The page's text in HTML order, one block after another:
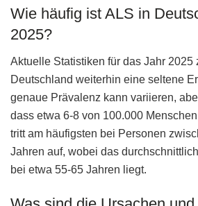
Wie häufig ist ALS in
2025?
Aktuelle Statistiken für das Jahr 2025
Deutschland weiterhin eine seltene
genaue Prävalenz kann variieren,
dass etwa 6-8 von 100.000
tritt am häufigsten bei Personen
Jahren auf, wobei das
bei etwa 55-65 Jahren liegt.